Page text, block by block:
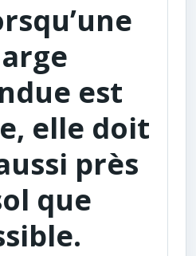
est
elle doit
près
que